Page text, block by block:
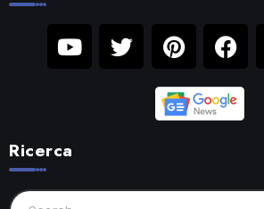
Ricerca